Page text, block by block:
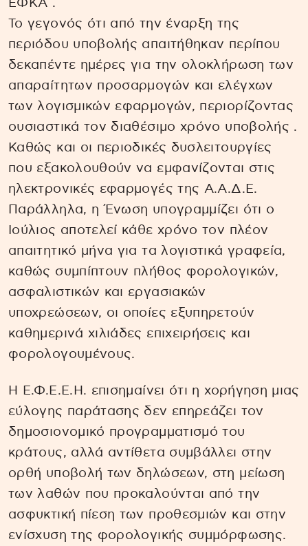
ΕΦΚΑ .
Το γεγονός ότι από την έναρξη της
περιόδου υποβολής απαιτήθηκαν περίπου
δεκαπέντε ημέρες για την ολοκλήρωση των
απαραίτητων προσαρμογών και ελέγχων
των λογισμικών εφαρμογών, περιορίζοντας
ουσιαστικά τον διαθέσιμο χρόνο υποβολής .
Καθώς και οι περιοδικές δυσλειτουργίες
που εξακολουθούν να εμφανίζονται στις
ηλεκτρονικές εφαρμογές της Α.Α.Δ.Ε.
Παράλληλα, η Ένωση υπογραμμίζει ότι ο
Ιούλιος αποτελεί κάθε χρόνο τον πλέον
απαιτητικό μήνα για τα λογιστικά γραφεία,
καθώς συμπίπτουν πλήθος φορολογικών,
ασφαλιστικών και εργασιακών
υποχρεώσεων, οι οποίες εξυπηρετούν
καθημερινά χιλιάδες επιχειρήσεις και
φορολογουμένους.
Η Ε.Φ.Ε.Ε.Η. επισημαίνει ότι η χορήγηση μιας
εύλογης παράτασης δεν επηρεάζει τον
δημοσιονομικό προγραμματισμό του
κράτους, αλλά αντίθετα συμβάλλει στην
ορθή υποβολή των δηλώσεων, στη μείωση
των λαθών που προκαλούνται από την
ασφυκτική πίεση των προθεσμιών και στην
ενίσχυση της φορολογικής συμμόρφωσης.